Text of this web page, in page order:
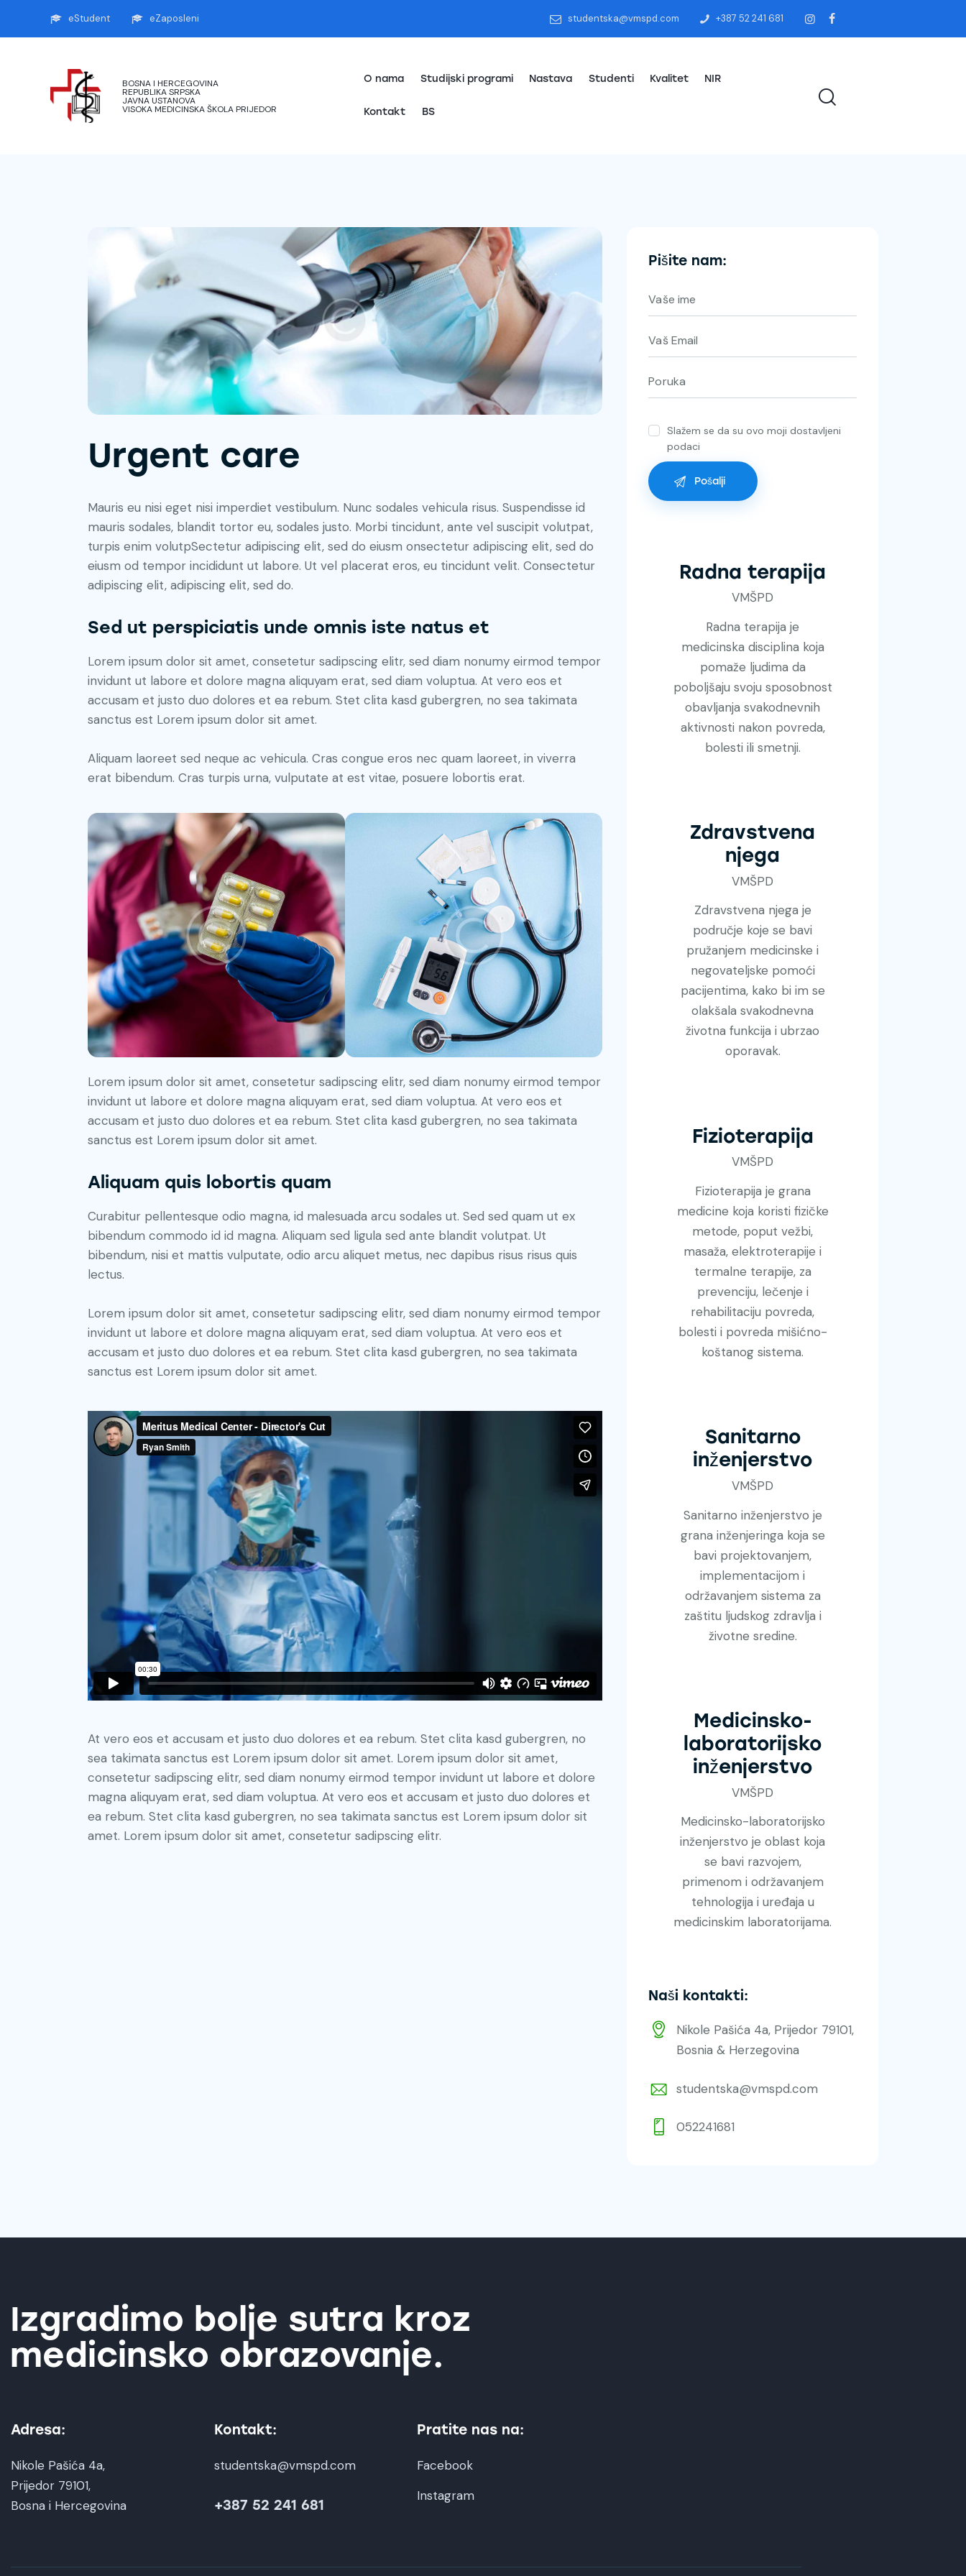
eStudent eZaposleni studentska@vmspd.com +387 52 241 681
BOSNA I HERCEGOVINA
REPUBLIKA SRPSKA
JAVNA USTANOVA
VISOKA MEDICINSKA ŠKOLA PRIJEDOR
O nama Studijski programi Nastava Studenti Kvalitet NIR
Kontakt BS
Urgent care
Mauris eu nisi eget nisi imperdiet vestibulum. Nunc sodales vehicula risus. Suspendisse id
mauris sodales, blandit tortor eu, sodales justo. Morbi tincidunt, ante vel suscipit volutpat,
turpis enim volutpSectetur adipiscing elit, sed do eiusm onsectetur adipiscing elit, sed do
eiusm od tempor incididunt ut labore. Ut vel placerat eros, eu tincidunt velit. Consectetur
adipiscing elit, adipiscing elit, sed do.
Sed ut perspiciatis unde omnis iste natus et
Lorem ipsum dolor sit amet, consetetur sadipscing elitr, sed diam nonumy eirmod tempor
invidunt ut labore et dolore magna aliquyam erat, sed diam voluptua. At vero eos et
accusam et justo duo dolores et ea rebum. Stet clita kasd gubergren, no sea takimata
sanctus est Lorem ipsum dolor sit amet.
Aliquam laoreet sed neque ac vehicula. Cras congue eros nec quam laoreet, in viverra
erat bibendum. Cras turpis urna, vulputate at est vitae, posuere lobortis erat.
Lorem ipsum dolor sit amet, consetetur sadipscing elitr, sed diam nonumy eirmod tempor
invidunt ut labore et dolore magna aliquyam erat, sed diam voluptua. At vero eos et
accusam et justo duo dolores et ea rebum. Stet clita kasd gubergren, no sea takimata
sanctus est Lorem ipsum dolor sit amet.
Aliquam quis lobortis quam
Curabitur pellentesque odio magna, id malesuada arcu sodales ut. Sed sed quam ut ex
bibendum commodo id id magna. Aliquam sed ligula sed ante blandit volutpat. Ut
bibendum, nisi et mattis vulputate, odio arcu aliquet metus, nec dapibus risus risus quis
lectus.
Lorem ipsum dolor sit amet, consetetur sadipscing elitr, sed diam nonumy eirmod tempor
invidunt ut labore et dolore magna aliquyam erat, sed diam voluptua. At vero eos et
accusam et justo duo dolores et ea rebum. Stet clita kasd gubergren, no sea takimata
sanctus est Lorem ipsum dolor sit amet.
At vero eos et accusam et justo duo dolores et ea rebum. Stet clita kasd gubergren, no
sea takimata sanctus est Lorem ipsum dolor sit amet. Lorem ipsum dolor sit amet,
consetetur sadipscing elitr, sed diam nonumy eirmod tempor invidunt ut labore et dolore
magna aliquyam erat, sed diam voluptua. At vero eos et accusam et justo duo dolores et
ea rebum. Stet clita kasd gubergren, no sea takimata sanctus est Lorem ipsum dolor sit
amet. Lorem ipsum dolor sit amet, consetetur sadipscing elitr.
Pišite nam:
Slažem se da su ovo moji dostavljeni
podaci
Radna terapija
VMŠPD
Radna terapija je
medicinska disciplina koja
pomaže ljudima da
poboljšaju svoju sposobnost
obavljanja svakodnevnih
aktivnosti nakon povreda,
bolesti ili smetnji.
Zdravstvena
njega
VMŠPD
Zdravstvena njega je
područje koje se bavi
pružanjem medicinske i
negovateljske pomoći
pacijentima, kako bi im se
olakšala svakodnevna
životna funkcija i ubrzao
oporavak.
Fizioterapija
VMŠPD
Fizioterapija je grana
medicine koja koristi fizičke
metode, poput vežbi,
masaža, elektroterapije i
termalne terapije, za
prevenciju, lečenje i
rehabilitaciju povreda,
bolesti i povreda mišićno-
koštanog sistema.
Sanitarno
inženjerstvo
VMŠPD
Sanitarno inženjerstvo je
grana inženjeringa koja se
bavi projektovanjem,
implementacijom i
održavanjem sistema za
zaštitu ljudskog zdravlja i
životne sredine.
Medicinsko-
laboratorijsko
inženjerstvo
VMŠPD
Medicinsko-laboratorijsko
inženjerstvo je oblast koja
se bavi razvojem,
primenom i održavanjem
tehnologija i uređaja u
medicinskim laboratorijama.
Naši kontakti:
Nikole Pašića 4a, Prijedor 79101,
Bosnia & Herzegovina
studentska@vmspd.com
052241681
Izgradimo bolje sutra kroz
medicinsko obrazovanje.
Adresa:
Nikole Pašića 4a,
Prijedor 79101,
Bosna i Hercegovina
Kontakt:
studentska@vmspd.com
+387 52 241 681
Pratite nas na:
Facebook
Instagram